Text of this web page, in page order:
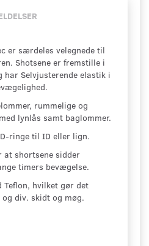
er særdeles velegnede til
Shotsene er fremstille i
har Selvjusterende elastik i
rummelige og
lynlås samt baglommer.
ringe til ID eller lign.
shortsene sidder
timers bevægelse.
Teflon, hvilket gør det
div. skidt og møg.